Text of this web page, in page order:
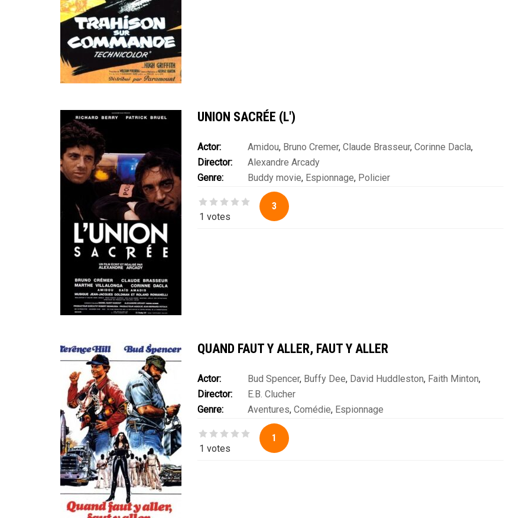
UNION SACRÉE (L')
Actor: Amidou, Bruno Cremer, Claude Brasseur, Corinne Dacla,
Marthe Villalonga,Patrick Bruel
Director:
Alexandre Arcady
Genre:
Buddy movie, Espionnage, Policier
1 votes
3
QUAND FAUT Y ALLER, FAUT Y ALLER
Actor: Bud Spencer, Buffy Dee, David Huddleston, Faith Minton,
Riccardo Pizzuti,Terence Hill
Director:
E.B. Clucher
Genre:
Aventures, Comédie, Espionnage
1 votes
1